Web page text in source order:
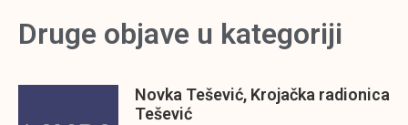
Druge objave u kategoriji
Novka Tešević, Krojačka radionica
Tešević